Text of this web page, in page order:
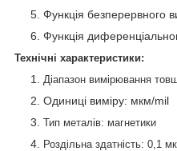
Функція безперервного
Функція
Технічні характеристики:
Діапазон вимірювання
Одиниці виміру: мкм/mil
Тип металів: магнетики
Роздільна здатність: 0,1